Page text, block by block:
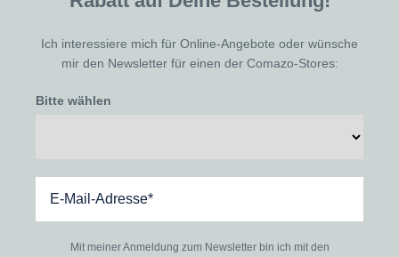
Ich interessiere mich für Online-Angebote oder wünsche
mir den Newsletter für einen der Comazo-Stores:
Bitte wählen
Mit meiner Anmeldung zum Newsletter bin ich mit den